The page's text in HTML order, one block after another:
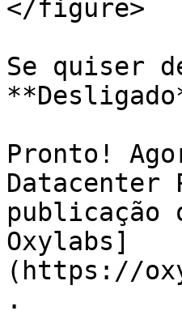
</figure>
Se quiser
Pronto!
Datacenter
Oxylabs]
(https://
.